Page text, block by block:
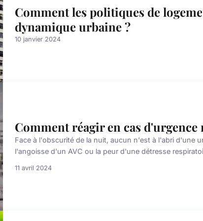
Comment les politiques de
dynamique urbaine ?
10 janvier 2024
Comment réagir en cas
Face à l'obscurité de la nuit, aucun n'est à l'abri d'une
l'angoisse d'un AVC ou la peur d'une détresse
11 avril 2024